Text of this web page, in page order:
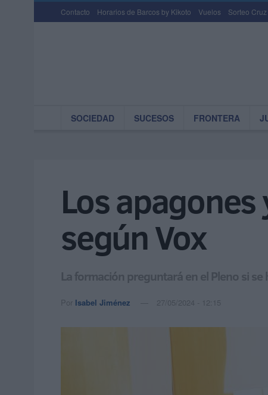
Contacto Horarios de Barcos by Kikoto Vuelos Sorteo
SOCIEDAD SUCESOS FRONTERA
Los
según Vox
La formación preguntará en el Pleno si
Por Isabel Jiménez 27/05/2024 - 12:15